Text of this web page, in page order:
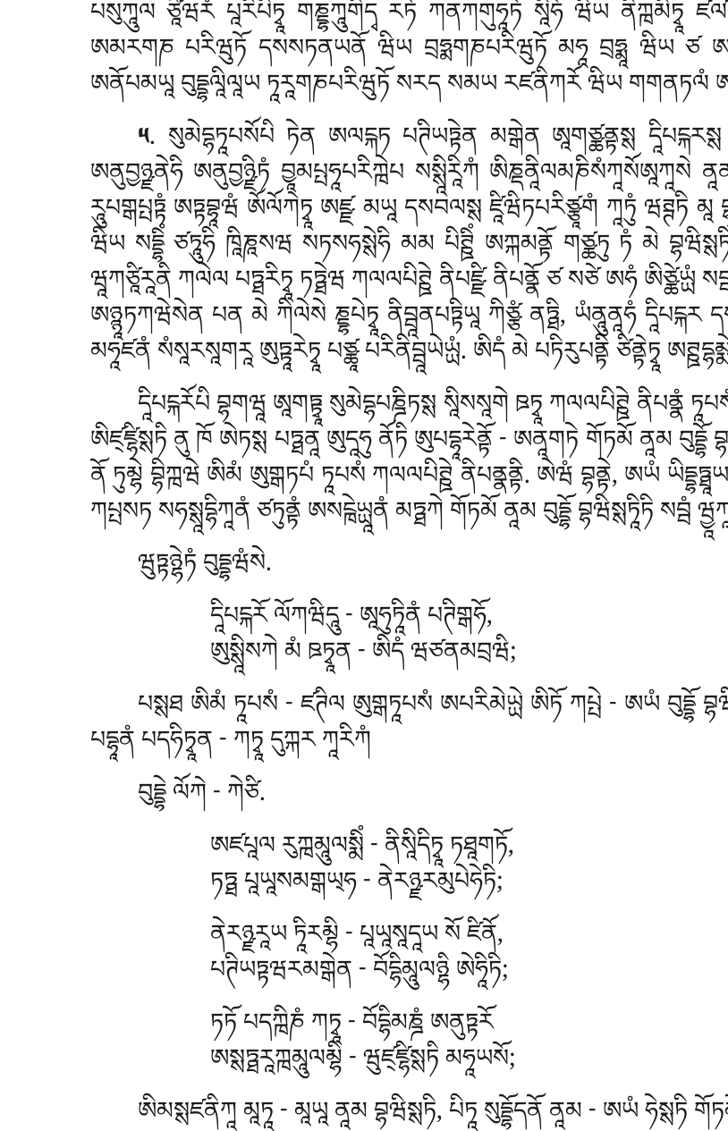
པསུཀཱུལ ཙཱིཝརཾ པཱརིཔིཏྭཱ གཎྡྷཀཱུགིདྭ རཏོ ཀནཀགུཧཱཏོ སཱིཧོ ཝིཡ ནིཀྑམིཏྭཱ
ཨམརགཎ པརིཝུཏོ དསསཏནཡནོ ཝིཡ བྲཧྨགཎཔརིཝུཏོ མཧཱ བྲཧྨཱ ཝིཡ ཙ
ཨནོཔམཡཱ བུདྡྷལཱིལཱཡ ཏཱརཱགཎཔརིཝུཏོསརད སམཡ རཛནིཀརོ ཝིཡ གགནཏལཾ
༥. སུམེདྷཏཱཔསོཔི ཏེན ཨལངྐཏ པཊིཡཏྟེན མགྒེན ཨཱགཙྪནྟསྶ
ཨནུབྱཉྫནེཧི ཨནུབྱཉྫིཏཾ བྱཱམཔྤཧཱཔརིཀྑེཔ སསྶཱིརཱིཀཾ ཨིཎྡནཱིལམཎིསཾཀཱསོཨཱཀཱསེ
རཱུཔགྒཔྤཏྟཾ ཨཏྟབྷཱཝཾ ཨོལོཀེཏྭཱ ཨཛྫ མཡཱ དསབལསྶ ཛཱིཝིཏཔརིཙྩཱགཾ ཀཱཏུཾ ཝཊྚཏི
ཝིཡ སདྡྷིཾ ཙཏཱུཧི ཁཱིཎཱསཝ སཏསཧསྶེཧི མམ པིཊྛིཾ ཨཀྐམནྟོ གཙྪཏུ ཏཾ མེ
ཝཱཀཙཱིརཱནི ཀལེལ པཏྠརིཏྭཱ ཏཏྠེཝ ཀལལཔིཊྛེ ནིཔཛྫི ནིཔནྣོ ཙ སཙེ ཨཧཾ ཨིཙྪེཡྻཾ
ཨཉྙཱཏཀཝེསེན པན མེ ཀིལེསེ ཎྡྷཔེཏྭཱ ནིབྦཱནཔཏྟིཡཱ ཀིཙྩཾ ནཏྠི, ཡཾནཱུནཱཧཾ དཱིཔངྐར
མཧཱཛནཾ སཾསཱརསཱགརཱ ཨུཏྟཱརེཏྭཱ པཙྪཱ པརིནིབྦཱཡེཡྻཾ. ཨིདཾ མེ པཏིརུཔནྟི ཙིནྟེཏྭཱ
དཱིཔངྐརོཔི བྷགཝཱ ཨཱགཏྟྭཱ སུམེདྷཔཎྜིཏསྶ སཱིསསཱགེ ཋཏྭཱ ཀལལཔིཊྛེ ནིཔནྣཾ
ཨིཛ྄ཛྷིསྶཏི ནུ ཁོ ཨེཏསྶ པཏྠནཱ ཨུདཱཧུ ནོཏི ཨུཔདྷཱརེནྟོ - ཨནཱགཏེ གོཏམོ ནཱམ བུདྡྷོ
ནོ ཏུམྷེ བྷིཀྑཝེ ཨིམཾ ཨུགྒཏཔཾ ཏཱཔསཾ ཀལལཔིཊྛེ ནིཔནྣནྟི. ཨེཝཾ བྷནྟེ, ཨཡཾ
ཀཔྤསཏ སཧསྶཱདྷིཀཱནཾ ཙཏུནྟཾ ཨསངྑེཡྻཱནཾ མཏྠཀེ གོཏམོ ནཱམ བུདྡྷོ བྷཝིསྶཏཱིཏི སབྦཾ
ཝུཏྟཉྷེཏཾ བུདྡྷཝཾསེ.
དཱིཔངྐརོ ལོཀཝིདཱུ - ཨཱཧུཏཱིནཾ པཊིགྒཧོ,
ཨུསྶཱིསཀེ མཾ ཋཏྭཱན - ཨིདཾ ཝཙནམབྲཝི;
པསྶཐ ཨིམཾ ཏཱཔསཾ - ཛཊིལ ཨུགྒཏཱཔསཾ ཨཔརིམེཡྻེ ཨིཏོ ཀཔྤེ - ཨཡཾ བུདྡྷོ
པདྷཱནཾ པདཧིཏྭཱན - ཀཏྭཱ དུཀྐར ཀཱརིཀཾ
བུདྡྷེ ལོཀེ - ཀེཙི.
ཨཛཔཱལརུཀྑམཱུལསྨིཾ - ནིསཱིདིཏྭཱ ཏཐཱགཏོ,
ཏཏྠ པཱཡཱསམགྒཡ྄ཧ - ནེརཉྫརམུཔེཧེཏི;
ནེརཉྫརཱཡ ཏཱིརམྷི - པཱཡཱསཱདཱཡ སོ ཛིནོ,
པཊིཡཏྟཝརམགྒེན - བོདྷིམཱུལཉྷི ཨེཧཱིཏི;
ཏཏོ པདཀྑིཎཾ ཀཏྭཱ - བོདྷིམཎྜཾ ཨནུཏྟརོ
ཨསྶཏྠརཱཀྑམཱུལམྷི - ཝུཛ྄ཛྷིསྶཏི མཧཱཡསོ;
ཨིམསྶཛནིཀཱ མཱཏཱ - མཱཡཱ ནཱམ བྷཝིསྶཏི, པིཏཱ སུདྡྷོདནོ ནཱམ - ཨཡཾ ཧེསྶཏི